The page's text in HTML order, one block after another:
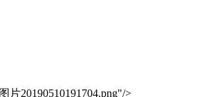
片20190510191704.png"/>